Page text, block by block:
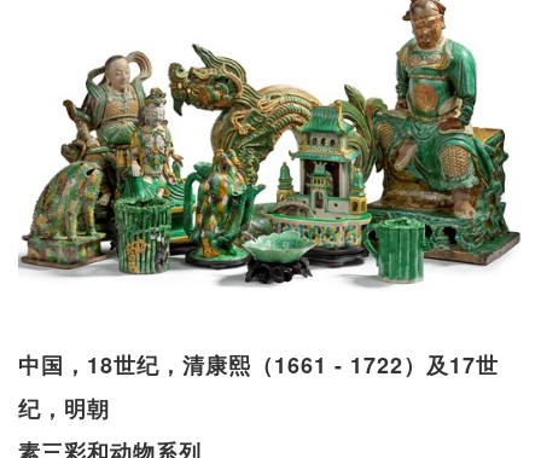
中国，18世纪，清康熙（1661 - 1722）及17世
纪，明朝